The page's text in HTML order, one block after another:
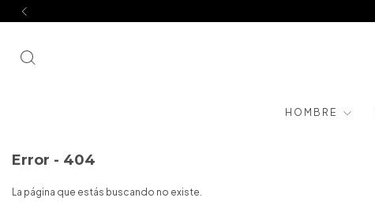
HOMBRE
Error - 404
La página que estás buscando no existe.